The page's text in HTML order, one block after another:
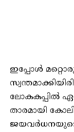
ഇപ്പോൾ മറ്റൊരു
ലോകകപ്പിൽ
താരമായി
ജയവർധനയുടെ